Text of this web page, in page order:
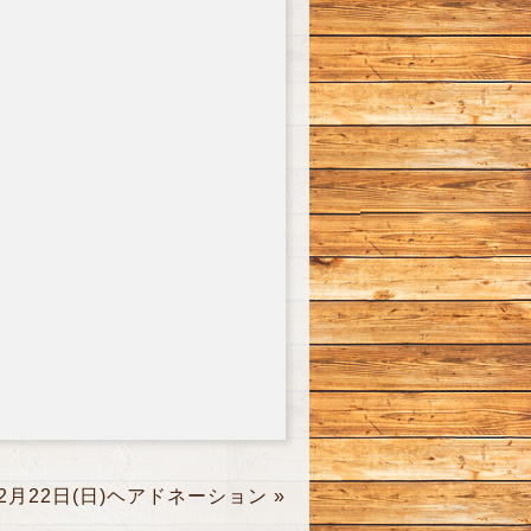
月22日(日)ヘアドネーション »